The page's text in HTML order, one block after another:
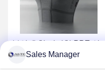
봉인 유형 전면형 PPE 안
전용품 요구 작업 환경에서
효과적인 안전과 편안함을
Sales Manager